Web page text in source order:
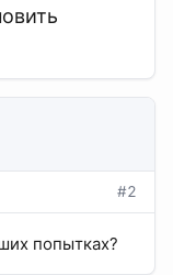
#2
попытках?